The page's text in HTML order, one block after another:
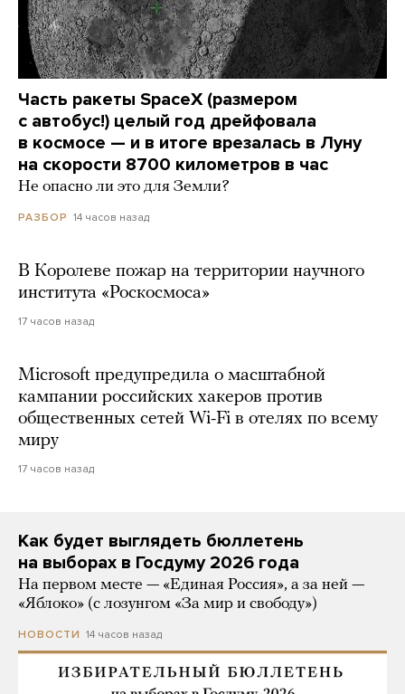
Часть ракеты SpaceX (размером
с автобус!) целый год дрейфовала
в космосе — и в итоге врезалась в Луну
на скорости 8700 километров в час
Не опасно ли это для Земли?
РАЗБОР 14 часов назад
В Королеве пожар на территории научного
института «Роскосмоса»
17 часов назад
Microsoft предупредила о масштабной
кампании российских хакеров против
общественных сетей Wi-Fi в отелях по всему
миру
17 часов назад
Как будет выглядеть бюллетень
на выборах в Госдуму 2026 года
На первом месте — «Единая Россия», а за ней —
«Яблоко» (с лозунгом «За мир и свободу»)
НОВОСТИ 14 часов назад